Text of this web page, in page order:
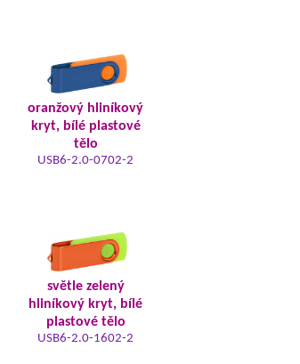
oranžový hliníkový
kryt, bílé plastové
tělo
USB6-2.0-0702-2
světle zelený
hliníkový kryt, bílé
plastové tělo
USB6-2.0-1602-2